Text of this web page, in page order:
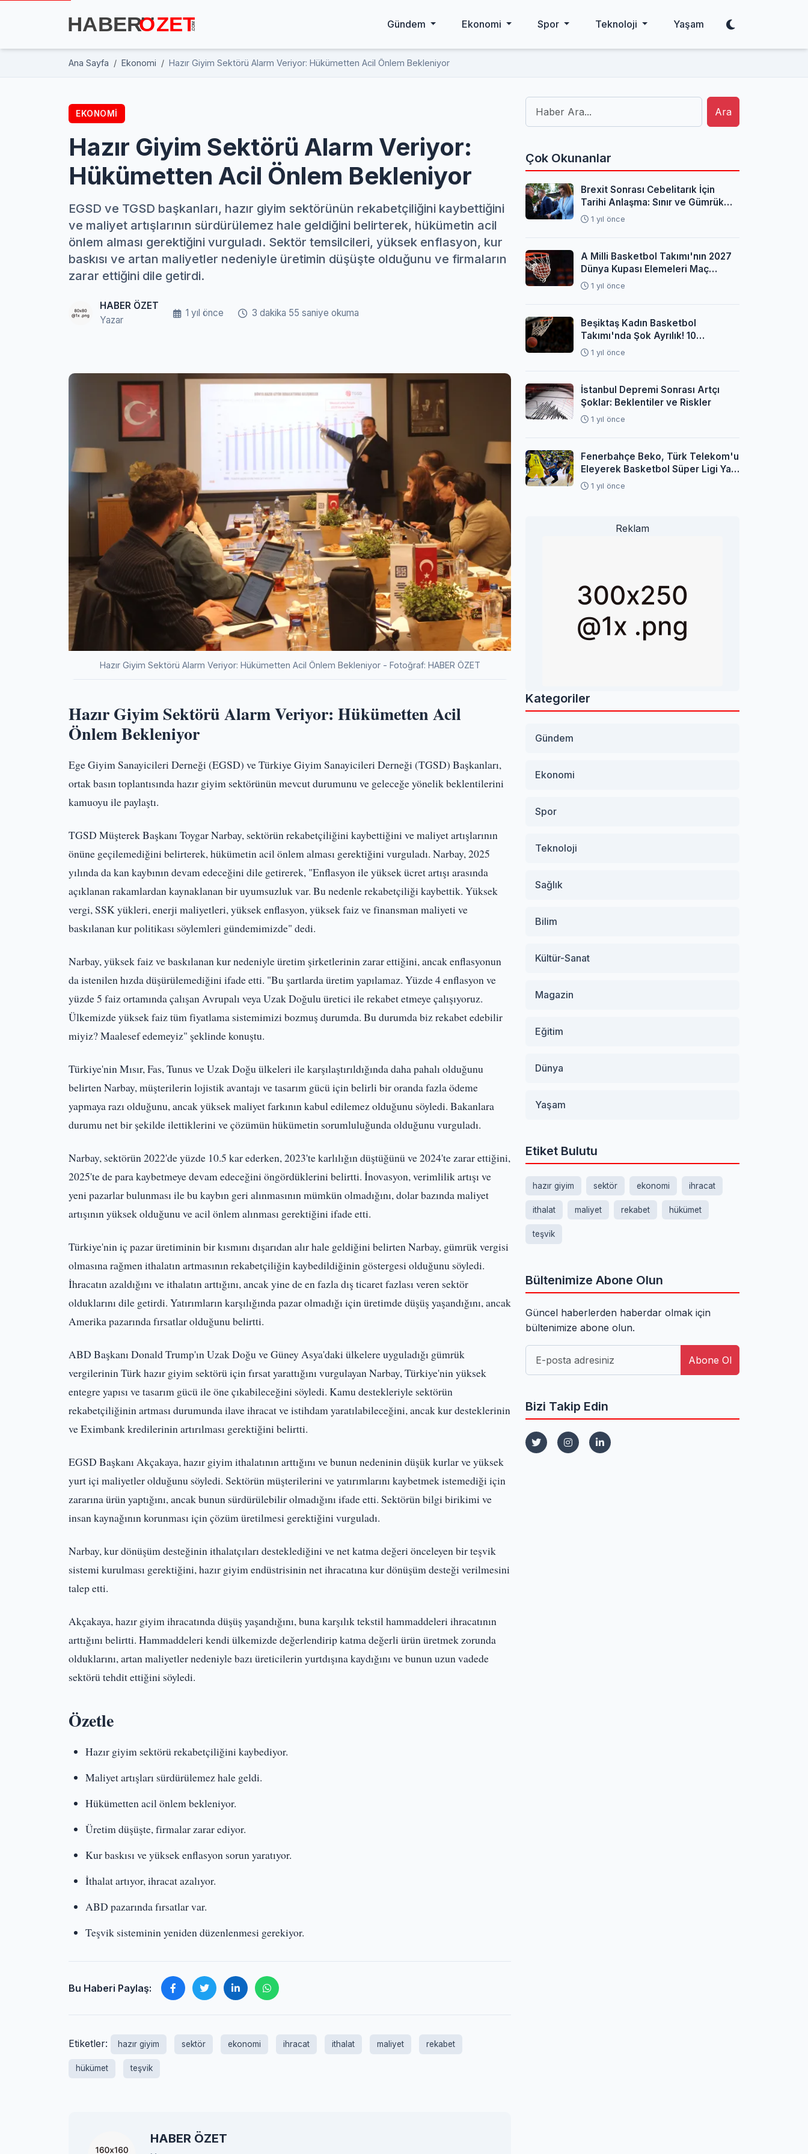
Gündem Ekonomi Spor Teknoloji Yaşam
Ana Sayfa Ekonomi Hazır Giyim Sektörü Alarm Veriyor: Hükümetten Acil Önlem Bekleniyor
EKONOMI
Hazır Giyim Sektörü Alarm Veriyor:
Hükümetten Acil Önlem Bekleniyor
EGSD ve TGSD başkanları, hazır giyim sektörünün rekabetçiliğini kaybettiğini
ve maliyet artışlarının sürdürülemez hale geldiğini belirterek, hükümetin acil
önlem alması gerektiğini vurguladı. Sektör temsilcileri, yüksek enflasyon, kur
baskısı ve artan maliyetler nedeniyle üretimin düşüşte olduğunu ve firmaların
zarar ettiğini dile getirdi.
HABER ÖZET
Yazar
1 yıl önce 3 dakika 55 saniye okuma
Hazır Giyim Sektörü Alarm Veriyor: Hükümetten Acil Önlem Bekleniyor - Fotoğraf: HABER ÖZET
Hazır Giyim Sektörü Alarm Veriyor: Hükümetten Acil
Önlem Bekleniyor
Ege Giyim Sanayicileri Derneği (EGSD) ve Türkiye Giyim Sanayicileri Derneği (TGSD) Başkanları,
ortak basın toplantısında hazır giyim sektörünün mevcut durumunu ve geleceğe yönelik beklentilerini
kamuoyu ile paylaştı.
TGSD Müşterek Başkanı Toygar Narbay, sektörün rekabetçiliğini kaybettiğini ve maliyet artışlarının
önüne geçilemediğini belirterek, hükümetin acil önlem alması gerektiğini vurguladı. Narbay, 2025
yılında da kan kaybının devam edeceğini dile getirerek, "Enflasyon ile yüksek ücret artışı arasında
açıklanan rakamlardan kaynaklanan bir uyumsuzluk var. Bu nedenle rekabetçiliği kaybettik. Yüksek
vergi, SSK yükleri, enerji maliyetleri, yüksek enflasyon, yüksek faiz ve finansman maliyeti ve
baskılanan kur politikası söylemleri gündemimizde" dedi.
Narbay, yüksek faiz ve baskılanan kur nedeniyle üretim şirketlerinin zarar ettiğini, ancak enflasyonun
da istenilen hızda düşürülemediğini ifade etti. "Bu şartlarda üretim yapılamaz. Yüzde 4 enflasyon ve
yüzde 5 faiz ortamında çalışan Avrupalı veya Uzak Doğulu üretici ile rekabet etmeye çalışıyoruz.
Ülkemizde yüksek faiz tüm fiyatlama sistemimizi bozmuş durumda. Bu durumda biz rekabet edebilir
miyiz? Maalesef edemeyiz" şeklinde konuştu.
Türkiye'nin Mısır, Fas, Tunus ve Uzak Doğu ülkeleri ile karşılaştırıldığında daha pahalı olduğunu
belirten Narbay, müşterilerin lojistik avantajı ve tasarım gücü için belirli bir oranda fazla ödeme
yapmaya razı olduğunu, ancak yüksek maliyet farkının kabul edilemez olduğunu söyledi. Bakanlara
durumu net bir şekilde ilettiklerini ve çözümün hükümetin sorumluluğunda olduğunu vurguladı.
Narbay, sektörün 2022'de yüzde 10.5 kar ederken, 2023'te karlılığın düştüğünü ve 2024'te zarar ettiğini,
2025'te de para kaybetmeye devam edeceğini öngördüklerini belirtti. İnovasyon, verimlilik artışı ve
yeni pazarlar bulunması ile bu kaybın geri alınmasının mümkün olmadığını, dolar bazında maliyet
artışının yüksek olduğunu ve acil önlem alınması gerektiğini ifade etti.
Türkiye'nin iç pazar üretiminin bir kısmını dışarıdan alır hale geldiğini belirten Narbay, gümrük vergisi
olmasına rağmen ithalatın artmasının rekabetçiliğin kaybedildiğinin göstergesi olduğunu söyledi.
İhracatın azaldığını ve ithalatın arttığını, ancak yine de en fazla dış ticaret fazlası veren sektör
olduklarını dile getirdi. Yatırımların karşılığında pazar olmadığı için üretimde düşüş yaşandığını, ancak
Amerika pazarında fırsatlar olduğunu belirtti.
ABD Başkanı Donald Trump'ın Uzak Doğu ve Güney Asya'daki ülkelere uyguladığı gümrük
vergilerinin Türk hazır giyim sektörü için fırsat yarattığını vurgulayan Narbay, Türkiye'nin yüksek
entegre yapısı ve tasarım gücü ile öne çıkabileceğini söyledi. Kamu destekleriyle sektörün
rekabetçiliğinin artması durumunda ilave ihracat ve istihdam yaratılabileceğini, ancak kur desteklerinin
ve Eximbank kredilerinin artırılması gerektiğini belirtti.
EGSD Başkanı Akçakaya, hazır giyim ithalatının arttığını ve bunun nedeninin düşük kurlar ve yüksek
yurt içi maliyetler olduğunu söyledi. Sektörün müşterilerini ve yatırımlarını kaybetmek istemediği için
zararına ürün yaptığını, ancak bunun sürdürülebilir olmadığını ifade etti. Sektörün bilgi birikimi ve
insan kaynağının korunması için çözüm üretilmesi gerektiğini vurguladı.
Narbay, kur dönüşüm desteğinin ithalatçıları desteklediğini ve net katma değeri önceleyen bir teşvik
sistemi kurulması gerektiğini, hazır giyim endüstrisinin net ihracatına kur dönüşüm desteği verilmesini
talep etti.
Akçakaya, hazır giyim ihracatında düşüş yaşandığını, buna karşılık tekstil hammaddeleri ihracatının
arttığını belirtti. Hammaddeleri kendi ülkemizde değerlendirip katma değerli ürün üretmek zorunda
olduklarını, artan maliyetler nedeniyle bazı üreticilerin yurtdışına kaydığını ve bunun uzun vadede
sektörü tehdit ettiğini söyledi.
Özetle
Hazır giyim sektörü rekabetçiliğini kaybediyor.
Maliyet artışları sürdürülemez hale geldi.
Hükümetten acil önlem bekleniyor.
Üretim düşüşte, firmalar zarar ediyor.
Kur baskısı ve yüksek enflasyon sorun yaratıyor.
İthalat artıyor, ihracat azalıyor.
ABD pazarında fırsatlar var.
Teşvik sisteminin yeniden düzenlenmesi gerekiyor.
Bu Haberi Paylaş:
Etiketler: hazır giyim sektör ekonomi ihracat ithalat maliyet rekabet
hükümet teşvik
HABER ÖZET
Ara
Çok Okunanlar
Brexit Sonrası Cebelitarık İçin
Tarihi Anlaşma: Sınır ve Gümrük
Sorunları Çözüldü
1 yıl önce
A Milli Basketbol Takımı'nın 2027
Dünya Kupası Elemeleri Maç
Programı Açıklandı
1 yıl önce
Beşiktaş Kadın Basketbol
Takımı'nda Şok Ayrılık! 10
Oyuncuyla Yollar Ayrıldı
1 yıl önce
İstanbul Depremi Sonrası Artçı
Şoklar: Beklentiler ve Riskler
1 yıl önce
Fenerbahçe Beko, Türk Telekom'u
Eleyerek Basketbol Süper Ligi Yarı
Finaline Yükseldi
1 yıl önce
Reklam
Kategoriler
Gündem
Ekonomi
Spor
Teknoloji
Sağlık
Bilim
Kültür-Sanat
Magazin
Eğitim
Dünya
Yaşam
Etiket Bulutu
hazır giyim sektör ekonomi ihracat
ithalat maliyet rekabet hükümet
teşvik
Bültenimize Abone Olun
Güncel haberlerden haberdar olmak için
bültenimize abone olun.
Abone Ol
Bizi Takip Edin